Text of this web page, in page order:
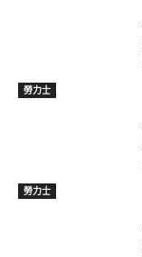
勞力士
勞力士